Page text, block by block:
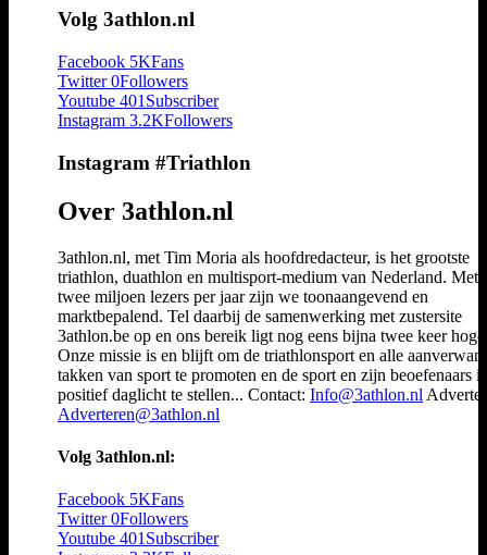
Volg 3athlon.nl
Facebook 5KFans
Twitter 0Followers
Youtube 401 Subscriber
Instagram 3.2KFollowers
Instagram #Triathlon
Over 3athlon.nl
3athlon.nl, met Tim Moria als hoofdredacteur, is het grootste
triathlon, duathlon en multisport-medium van Nederland. Met
twee miljoen lezers per jaar zijn we toonaangevend en
marktbepalend. Tel daarbij de samenwerking met zustersite
3athlon.be op en ons bereik ligt nog eens bijna twee keer
Onze missie is en blijft om de triathlonsport en alle
takken van sport te promoten en de sport en zijn beoefenaars
positief daglicht te stellen... Contact: Info@3athlon.nl
Adverteren@3athlon.nl
Volg 3athlon.nl:
Facebook 5KFans
Twitter 0Followers
Youtube 401 Subscriber